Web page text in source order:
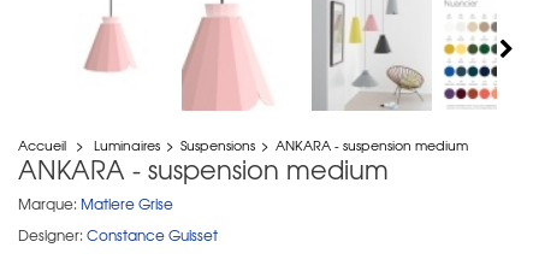
Accueil > Luminaires > Suspensions > ANKARA - suspension medium
ANKARA - suspension medium
Marque: Matiere Grise
Designer: Constance Guisset